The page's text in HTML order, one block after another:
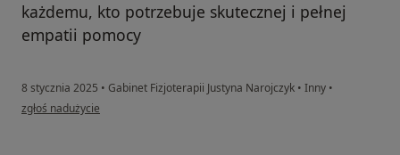
każdemu, kto potrzebuje skutecznej i pełnej
empatii pomocy
8 stycznia 2025 • Gabinet Fizjoterapii Justyna Narojczyk • Inny •
w opinii użytkownika Justyna
zgłoś nadużycie